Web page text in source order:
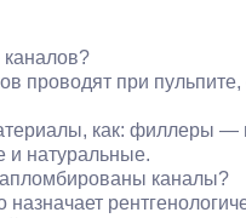
каналов?
проводят при
как: филлеры
и натуральные.
каналы?